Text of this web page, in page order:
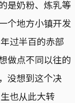
是奶粉、炼乳等
个地方小镇开发
过半百的赤部
做点不同以往的
没想到这个决
也从此大转